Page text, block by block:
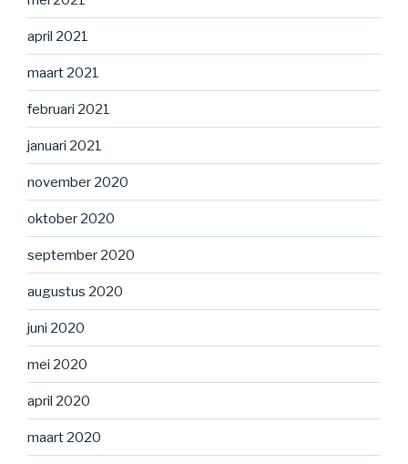
april 2021
maart 2021
februari 2021
januari 2021
november 2020
oktober 2020
september 2020
augustus 2020
juni 2020
mei 2020
april 2020
maart 2020